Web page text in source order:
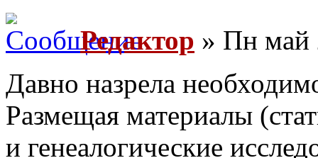
Редактор » Пн май
Давно назрела
Размещая материалы
и генеалогические